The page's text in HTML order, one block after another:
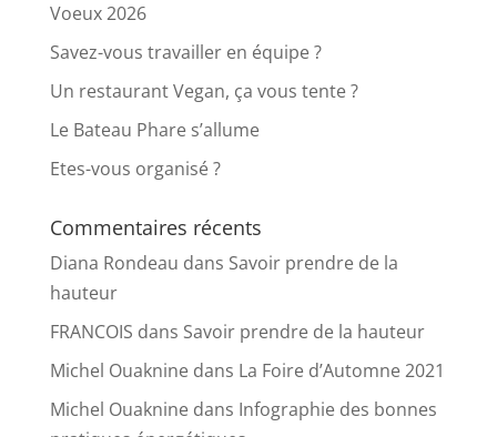
Voeux 2026
Savez-vous travailler en équipe ?
Un restaurant Vegan, ça vous tente ?
Le Bateau Phare s’allume
Etes-vous organisé ?
Commentaires récents
Diana Rondeau dans Savoir prendre de la
hauteur
FRANCOIS dans Savoir prendre de la hauteur
Michel Ouakninedans La Foire d’Automne 2021
Michel Ouakninedans Infographie des bonnes